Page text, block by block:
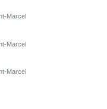
Marcel
Marcel
Marcel